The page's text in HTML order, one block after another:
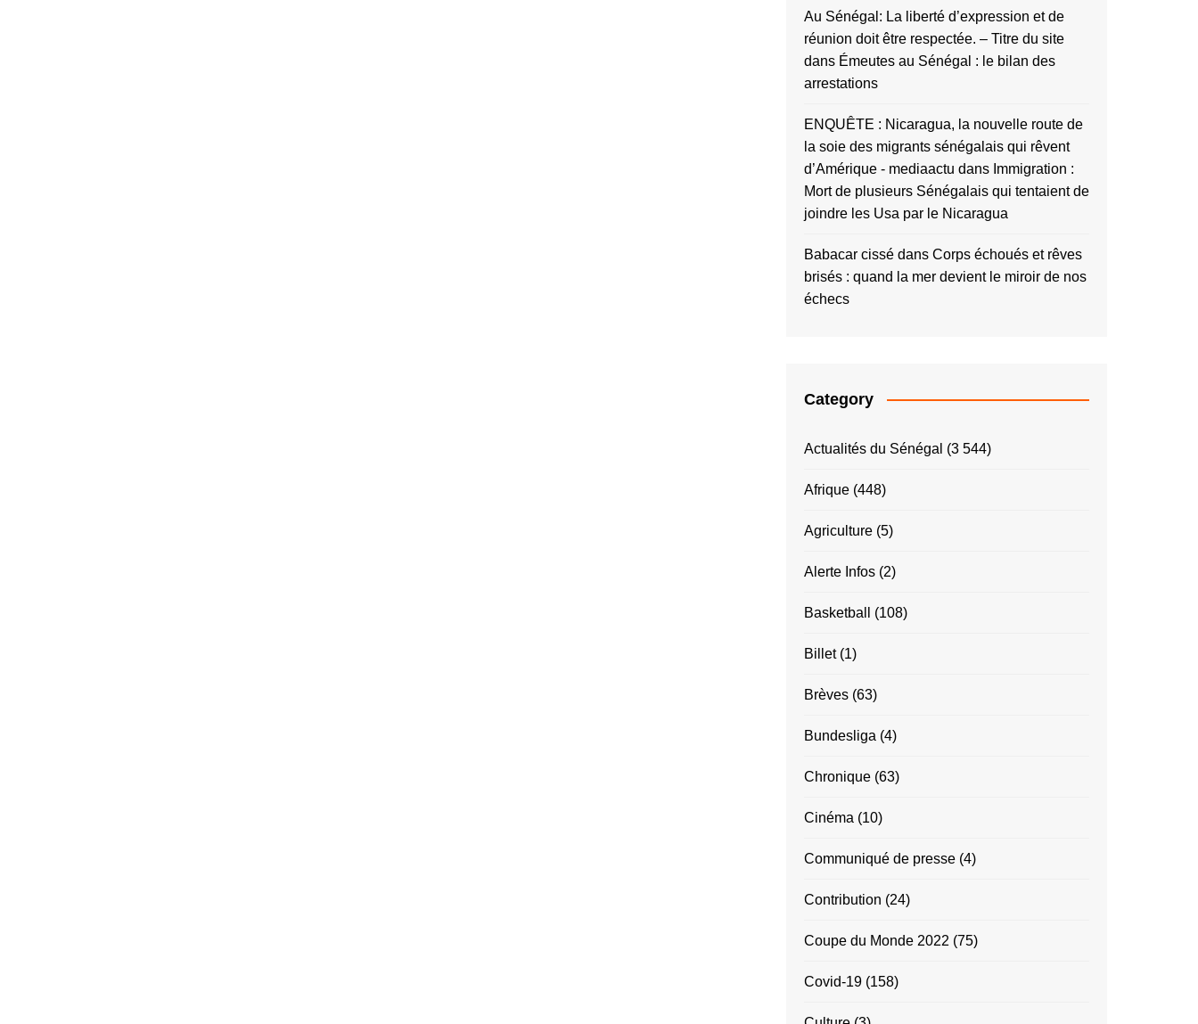
Au Sénégal: La liberté d’expression et de
réunion doit être respectée. – Titre du site
dans Émeutes au Sénégal : le bilan des
arrestations
ENQUÊTE : Nicaragua, la nouvelle route de
la soie des migrants sénégalais qui rêvent
d’Amérique - mediaactu dans Immigration :
Mort de plusieurs Sénégalais qui tentaient de
joindre les Usa par le Nicaragua
Babacar cissé dans Corps échoués et rêves
brisés : quand la mer devient le miroir de nos
échecs
Category
Actualités du Sénégal (3 544)
Afrique (448)
Agriculture (5)
Alerte Infos (2)
Basketball (108)
Billet(1)
Brèves (63)
Bundesliga (4)
Chronique (63)
Cinéma (10)
Communiqué de presse (4)
Contribution (24)
Coupe du Monde 2022 (75)
Covid-19 (158)